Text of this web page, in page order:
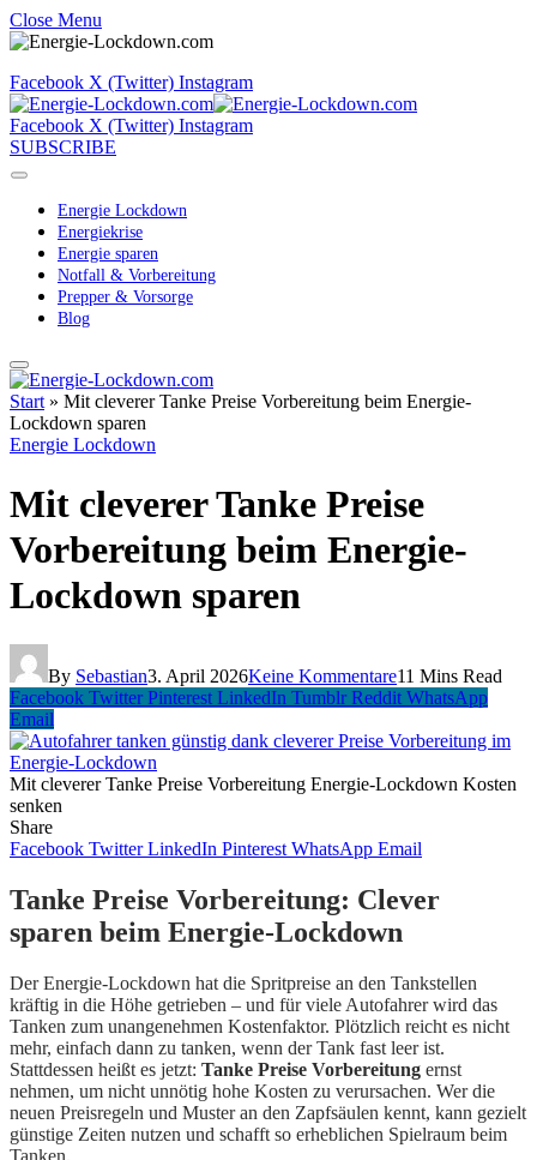
Close Menu
Facebook X (Twitter) Instagram
Facebook X (Twitter) Instagram
SUBSCRIBE
Energie Lockdown
Energiekrise
Energie sparen
Notfall & Vorbereitung
Prepper & Vorsorge
Blog
Start » Mit cleverer Tanke Preise Vorbereitung beim Energie-
Lockdown sparen
Energie Lockdown
Mit cleverer Tanke Preise
Vorbereitung beim Energie-
Lockdown sparen
By Sebastian3. April 2026Keine Kommentare11 Mins Read
Facebook Twitter Pinterest LinkedIn Tumblr Reddit WhatsApp
Email
Mit cleverer Tanke Preise Vorbereitung Energie-Lockdown Kosten
senken
Share
Facebook Twitter LinkedIn Pinterest WhatsApp Email
Tanke Preise Vorbereitung: Clever
sparen beim Energie-Lockdown
Der Energie-Lockdown hat die Spritpreise an den Tankstellen
kräftig in die Höhe getrieben – und für viele Autofahrer wird das
Tanken zum unangenehmen Kostenfaktor. Plötzlich reicht es nicht
mehr, einfach dann zu tanken, wenn der Tank fast leer ist.
Stattdessen heißt es jetzt: Tanke Preise Vorbereitung ernst
nehmen, um nicht unnötig hohe Kosten zu verursachen. Wer die
neuen Preisregeln und Muster an den Zapfsäulen kennt, kann gezielt
günstige Zeiten nutzen und schafft so erheblichen Spielraum beim
Tanken.